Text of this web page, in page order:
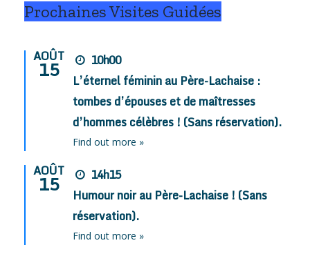
Prochaines Visites Guidées
AOÛT
15
10h00
L’éternel féminin au Père-Lachaise :
tombes d’épouses et de maîtresses
d’hommes célèbres ! (Sans réservation).
Find out more »
AOÛT
15
14h15
Humour noir au Père-Lachaise ! (Sans
réservation).
Find out more »